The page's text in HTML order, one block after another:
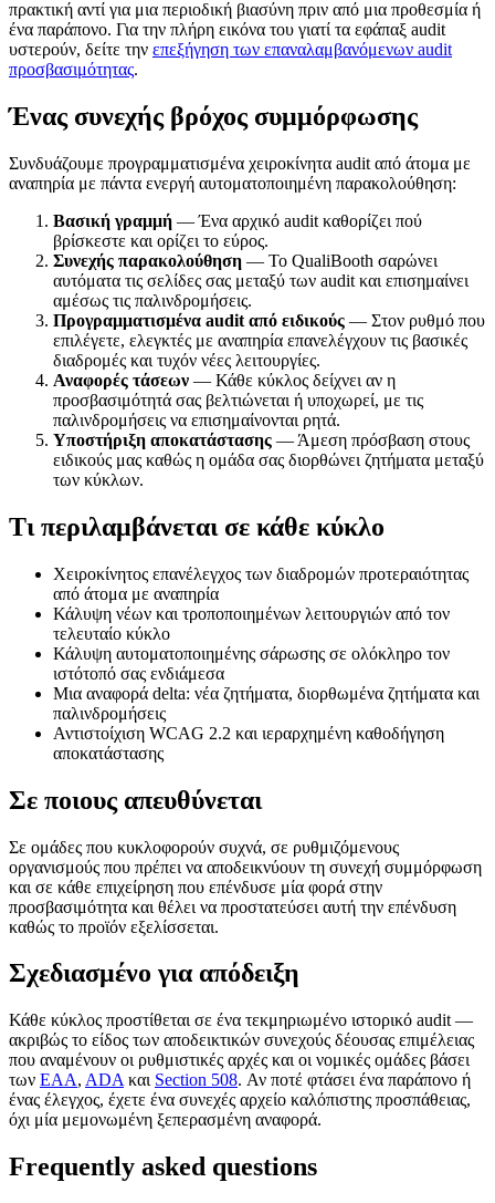
πρακτική αντί για μια περιοδική βιασύνη πριν από μια προθεσμία ή
ένα παράπονο. Για την πλήρη εικόνα του γιατί τα εφάπαξ audit
υστερούν, δείτε την επεξήγηση των επαναλαμβανόμενων audit
προσβασιμότητας.
Ένας συνεχής βρόχος συμμόρφωσης
Συνδυάζουμε προγραμματισμένα χειροκίνητα audit από άτομα με
αναπηρία με πάντα ενεργή αυτοματοποιημένη παρακολούθηση:
Βασική γραμμή — Ένα αρχικό audit καθορίζει πού
βρίσκεστε και ορίζει το εύρος.
Συνεχής παρακολούθηση — Το QualiBooth σαρώνει
αυτόματα τις σελίδες σας μεταξύ των audit και επισημαίνει
αμέσως τις παλινδρομήσεις.
Προγραμματισμένα audit από ειδικούς — Στον ρυθμό που
επιλέγετε, ελεγκτές με αναπηρία επανελέγχουν τις βασικές
διαδρομές και τυχόν νέες λειτουργίες.
Αναφορές τάσεων — Κάθε κύκλος δείχνει αν η
προσβασιμότητά σας βελτιώνεται ή υποχωρεί, με τις
παλινδρομήσεις να επισημαίνονται ρητά.
Υποστήριξη αποκατάστασης — Άμεση πρόσβαση στους
ειδικούς μας καθώς η ομάδα σας διορθώνει ζητήματα μεταξύ
των κύκλων.
Τι περιλαμβάνεται σε κάθε κύκλο
Χειροκίνητος επανέλεγχος των διαδρομών προτεραιότητας
από άτομα με αναπηρία
Κάλυψη νέων και τροποποιημένων λειτουργιών από τον
τελευταίο κύκλο
Κάλυψη αυτοματοποιημένης σάρωσης σε ολόκληρο τον
ιστότοπό σας ενδιάμεσα
Μια αναφορά delta: νέα ζητήματα, διορθωμένα ζητήματα και
παλινδρομήσεις
Αντιστοίχιση WCAG 2.2 και ιεραρχημένη καθοδήγηση
αποκατάστασης
Σε ποιους απευθύνεται
Σε ομάδες που κυκλοφορούν συχνά, σε ρυθμιζόμενους
οργανισμούς που πρέπει να αποδεικνύουν τη συνεχή συμμόρφωση
και σε κάθε επιχείρηση που επένδυσε μία φορά στην
προσβασιμότητα και θέλει να προστατεύσει αυτή την επένδυση
καθώς το προϊόν εξελίσσεται.
Σχεδιασμένο για απόδειξη
Κάθε κύκλος προστίθεται σε ένα τεκμηριωμένο ιστορικό audit —
ακριβώς το είδος των αποδεικτικών συνεχούς δέουσας επιμέλειας
που αναμένουν οι ρυθμιστικές αρχές και οι νομικές ομάδες βάσει
των EAA, ADA και Section 508. Αν ποτέ φτάσει ένα παράπονο ή
ένας έλεγχος, έχετε ένα συνεχές αρχείο καλόπιστης προσπάθειας,
όχι μία μεμονωμένη ξεπερασμένη αναφορά.
Frequently asked questions